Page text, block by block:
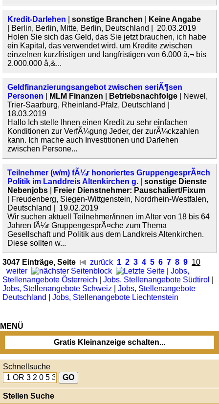
Kredit-Darlehen sonstige Branchen
Keine Angabe
| Berlin, Berlin, Mitte, Berlin, Deutschland | 20.03.2019
Holen Sie sich das Geld, das Sie jetzt brauchen, ich habe
ein Kapital, das verwendet wird, um Kredite zwischen
einzelnen kurzfristigen und langfristigen von 6.000 â‚¬ bis
2.000.000 â‚&...
Geldfinanzierungsangebot zwischen seriÃ¶sen
Personen
MLM Finanzen Betriebsnachfolge | Newel,
Trier-Saarburg, Rheinland-Pfalz, Deutschland |
18.03.2019
Hallo Ich stelle Ihnen einen Kredit zu sehr einfachen
Konditionen zur VerfÃ¼gung Jeder, der zurÃ¼ckzahlen
kann. Ich mache auch Investitionen und Darlehen
zwischen Persone...
Teilnehmer (w/m) fÃ¼r honoriertes GruppengesprÃ¤ch
Politik im Landdreis Altenkirchen g.
sonstige Dienste
Nebenjobs
Freier Dienstnehmer: Pauschaliert/Fixum
| Freudenberg, Siegen-Wittgenstein, Nordrhein-Westfalen,
Deutschland | 19.02.2019
Wir suchen aktuell Teilnehmer/innen im Alter von 18 bis 64
Jahren fÃ¼r GruppengesprÃ¤che zum Thema
Gesellschaft und Politik aus dem Landkreis Altenkirchen.
Diese sollten w...
3047 Einträge, Seite zurück 1 2 3 4 5 6 7 8 9 10
weiter
Jobs,
Stellenangebote Österreich
Jobs, Stellenangebote Südtirol
Jobs, Stellenangebote Schweiz
Jobs, Stellenangebote
Deutschland
Jobs, Stellenangebote Liechtenstein
MENÜ
Gratis Kleinanzeige schalten...
Schnellsuche
Stellen Suche